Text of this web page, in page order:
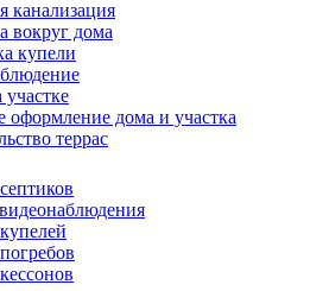
канализация
вокруг дома
купели
оформление дома и участка
террас